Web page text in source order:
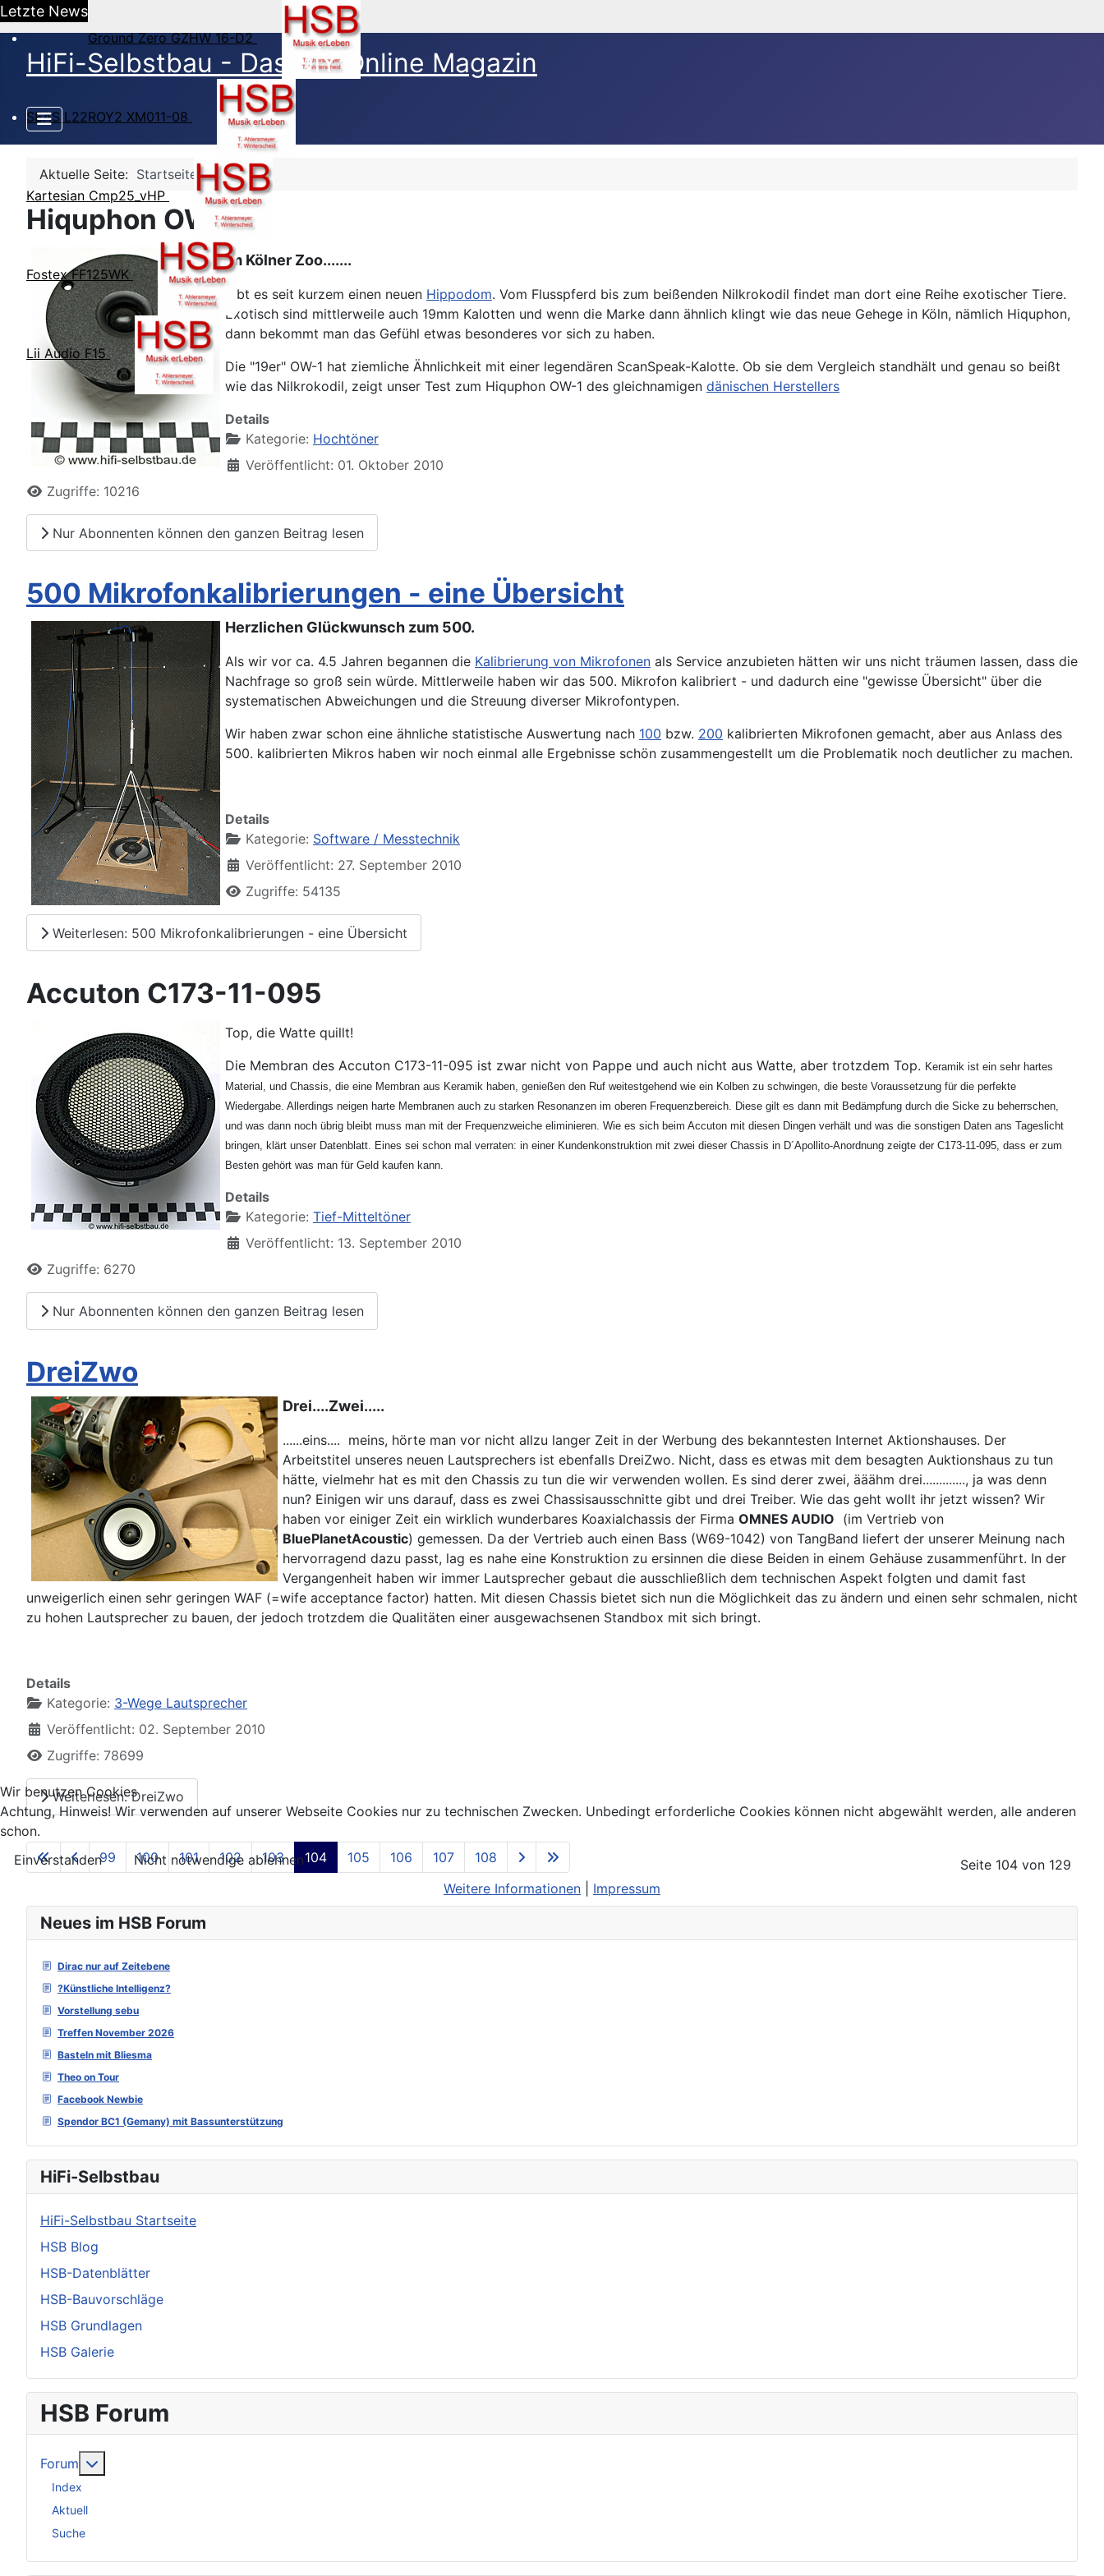
Letzte News
Ground Zero GZHW 16-D2
SEAS L22ROY2 XM011-08
Kartesian Cmp25_vHP
Fostex FF125WK
Lii Audio F15
HiFi-Selbstbau - Das DIY Online Magazin
Neues im HSB Forum
Dirac nur auf Zeitebene
?Künstliche Intelligenz?
Vorstellung sebu
Treffen November 2026
Basteln mit Bliesma
Theo on Tour
Facebook Newbie
Spendor BC1 (Gemany) mit Bassunterstützung
HiFi-Selbstbau
HiFi-Selbstbau Startseite
HSB Blog
HSB-Datenblätter
HSB-Bauvorschläge
HSB Grundlagen
HSB Galerie
HSB Forum
Forum
Index
Aktuell
Suche
Aktuelle Seite: Startseite
Hiquphon OW-1
Im Kölner Zoo.......
gibt es seit kurzem einen neuen Hippodom. Vom Flusspferd bis zum beißenden Nilkrokodil findet man dort eine Reihe exotischer Tiere.
Exotisch sind mittlerweile auch 19mm Kalotten und wenn die Marke dann ähnlich klingt wie das neue Gehege in Köln, nämlich Hiquphon,
dann bekommt man das Gefühl etwas besonderes vor sich zu haben.
Die "19er" OW-1 hat ziemliche Ähnlichkeit mit einer legendären ScanSpeak-Kalotte. Ob sie dem Vergleich standhält und genau so beißt
wie das Nilkrokodil, zeigt unser Test zum Hiquphon OW-1 des gleichnamigen dänischen Herstellers
Details
Kategorie: Hochtöner
Veröffentlicht: 01. Oktober 2010
Zugriffe: 10216
Nur Abonnenten können den ganzen Beitrag lesen
500 Mikrofonkalibrierungen - eine Übersicht
Herzlichen Glückwunsch zum 500.
Als wir vor ca. 4.5 Jahren begannen die Kalibrierung von Mikrofonen als Service anzubieten hätten wir uns nicht träumen lassen, dass die
Nachfrage so groß sein würde. Mittlerweile haben wir das 500. Mikrofon kalibriert - und dadurch eine "gewisse Übersicht" über die
systematischen Abweichungen und die Streuung diverser Mikrofontypen.
Wir haben zwar schon eine ähnliche statistische Auswertung nach 100 bzw. 200 kalibrierten Mikrofonen gemacht, aber aus Anlass des
500. kalibrierten Mikros haben wir noch einmal alle Ergebnisse schön zusammengestellt um die Problematik noch deutlicher zu machen.
Details
Kategorie: Software / Messtechnik
Veröffentlicht: 27. September 2010
Zugriffe: 54135
Weiterlesen: 500 Mikrofonkalibrierungen - eine Übersicht
Accuton C173-11-095
Top, die Watte quillt!
Die Membran des Accuton C173-11-095 ist zwar nicht von Pappe und auch nicht aus Watte, aber trotzdem Top. Keramik ist ein sehr hartes
Material, und Chassis, die eine Membran aus Keramik haben, genießen den Ruf weitestgehend wie ein Kolben zu schwingen, die beste Voraussetzung für die perfekte
Wiedergabe. Allerdings neigen harte Membranen auch zu starken Resonanzen im oberen Frequenzbereich. Diese gilt es dann mit Bedämpfung durch die Sicke zu beherrschen,
und was dann noch übrig bleibt muss man mit der Frequenzweiche eliminieren. Wie es sich beim Accuton mit diesen Dingen verhält und was die sonstigen Daten ans Tageslicht
bringen, klärt unser Datenblatt. Eines sei schon mal verraten: in einer Kundenkonstruktion mit zwei dieser Chassis in D´Apollito-Anordnung zeigte der C173-11-095, dass er zum
Besten gehört was man für Geld kaufen kann.
Details
Kategorie: Tief-Mitteltöner
Veröffentlicht: 13. September 2010
Zugriffe: 6270
Nur Abonnenten können den ganzen Beitrag lesen
DreiZwo
Drei....Zwei.....
......eins.... meins, hörte man vor nicht allzu langer Zeit in der Werbung des bekanntesten Internet Aktionshauses. Der
Arbeitstitel unseres neuen Lautsprechers ist ebenfalls DreiZwo. Nicht, dass es etwas mit dem besagten Auktionshaus zu tun
hätte, vielmehr hat es mit den Chassis zu tun die wir verwenden wollen. Es sind derer zwei, ääähm drei............., ja was denn
nun? Einigen wir uns darauf, dass es zwei Chassisausschnitte gibt und drei Treiber. Wie das geht wollt ihr jetzt wissen? Wir
haben vor einiger Zeit ein wirklich wunderbares Koaxialchassis der Firma OMNES AUDIO (im Vertrieb von
BluePlanetAcoustic) gemessen. Da der Vertrieb auch einen Bass (W69-1042) von TangBand liefert der unserer Meinung nach
hervorragend dazu passt, lag es nahe eine Konstruktion zu ersinnen die diese Beiden in einem Gehäuse zusammenführt. In der
Vergangenheit haben wir immer Lautsprecher gebaut die ausschließlich dem technischen Aspekt folgten und damit fast
unweigerlich einen sehr geringen WAF (=wife acceptance factor) hatten. Mit diesen Chassis bietet sich nun die Möglichkeit das zu ändern und einen sehr schmalen, nicht
zu hohen Lautsprecher zu bauen, der jedoch trotzdem die Qualitäten einer ausgewachsenen Standbox mit sich bringt.
Details
Kategorie: 3-Wege Lautsprecher
Veröffentlicht: 02. September 2010
Zugriffe: 78699
Weiterlesen: DreiZwo
Seite 104 von 129
99 100 101 102 103 104 105 106 107 108
Wir benutzen Cookies
Achtung, Hinweis! Wir verwenden auf unserer Webseite Cookies nur zu technischen Zwecken. Unbedingt erforderliche Cookies können nicht abgewählt werden, alle anderen
schon.
Einverstanden
Nicht notwendige ablehnen
Weitere Informationen
Impressum